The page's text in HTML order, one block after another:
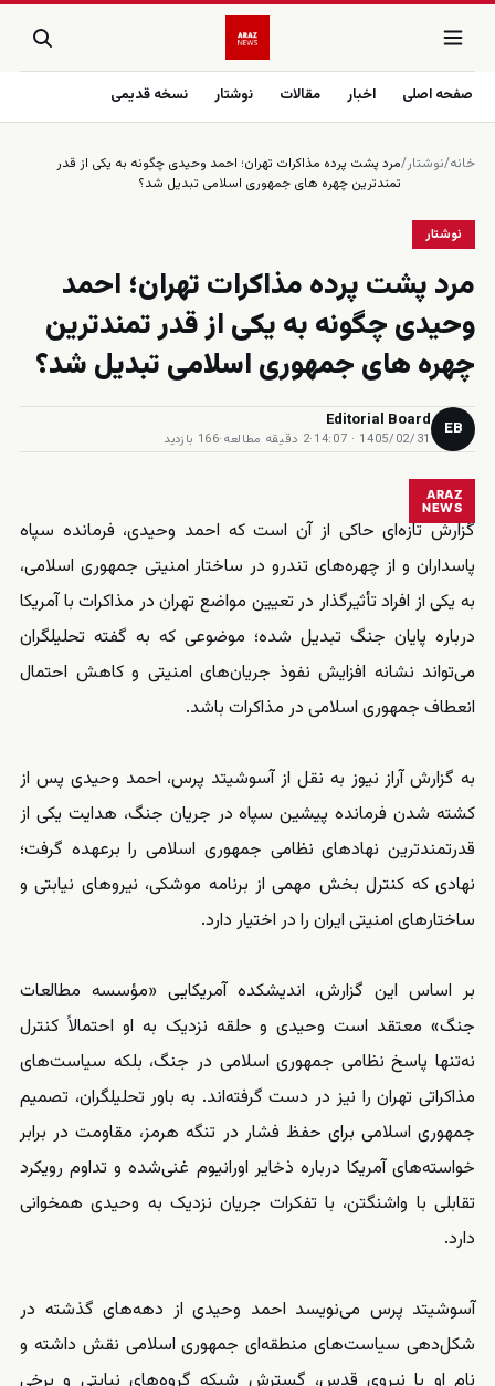
صفحه اصلی اخبار مقالات نوشتار نسخه قدیمی
خانه/نوشتار/مرد پشت پرده مذاكرات تهران؛ احمد وحيدى چگونه به يكى از قدر
تمندترين چهره هاى جمهورى اسلامى تبديل شد؟
نوشتار
مرد پشت پرده مذاكرات تهران؛ احمد
وحيدى چگونه به يكى از قدر تمندترين
چهره هاى جمهورى اسلامى تبديل شد؟
EB
Editorial Board
1405/02/31 · 14:07
·2 دقیقه مطالعه ·166 بازدید
ARAZ
NEWS
گزارش تازه‌ای حاکی از آن است که احمد وحیدی، فرمانده سپاه
پاسداران و از چهره‌های تندرو در ساختار امنیتی جمهوری اسلامی،
به یکی از افراد تأثیرگذار در تعیین مواضع تهران در مذاکرات با آمریکا
درباره پایان جنگ تبدیل شده؛ موضوعی که به گفته تحلیلگران
می‌تواند نشانه افزایش نفوذ جریان‌های امنیتی و کاهش احتمال
انعطاف جمهوری اسلامی در مذاکرات باشد.
به گزارش آراز نیوز به نقل از آسوشیتد پرس، احمد وحیدی پس از
کشته شدن فرمانده پیشین سپاه در جریان جنگ، هدایت یکی از
قدرتمندترین نهادهای نظامی جمهوری اسلامی را برعهده گرفت؛
نهادی که کنترل بخش مهمی از برنامه موشکی، نیروهای نیابتی و
ساختارهای امنیتی ایران را در اختیار دارد.
بر اساس این گزارش، اندیشکده آمریکایی «مؤسسه مطالعات
جنگ» معتقد است وحیدی و حلقه نزدیک به او احتمالاً کنترل
نه‌تنها پاسخ نظامی جمهوری اسلامی در جنگ، بلکه سیاست‌های
مذاکراتی تهران را نیز در دست گرفته‌اند. به باور تحلیلگران، تصمیم
جمهوری اسلامی برای حفظ فشار در تنگه هرمز، مقاومت در برابر
خواسته‌های آمریکا درباره ذخایر اورانیوم غنی‌شده و تداوم رویکرد
تقابلی با واشنگتن، با تفکرات جریان نزدیک به وحیدی همخوانی
دارد.
آسوشیتد پرس می‌نویسد احمد وحیدی از دهه‌های گذشته در
شکل‌دهی سیاست‌های منطقه‌ای جمهوری اسلامی نقش داشته و